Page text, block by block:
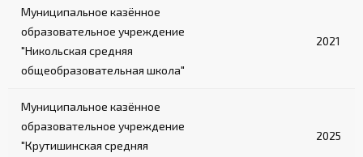
Муниципальное казённое
образовательное учреждение
"Никольская средняя
общеобразовательная школа"
2021
Муниципальное казённое
образовательное учреждение
"Крутишинская средняя
2025